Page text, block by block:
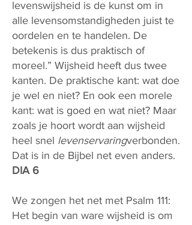
levenswijsheid is de kunst om in
alle levensomstandigheden juist te
oordelen en te handelen. De
betekenis is dus praktisch of
moreel.” Wijsheid heeft dus twee
kanten. De praktische kant: wat doe
je wel en niet? En ook een morele
kant: wat is goed en wat niet? Maar
zoals je hoort wordt aan wijsheid
heel snel levenservaringverbonden.
Dat is in de Bijbel net even anders.
DIA 6
We zongen het net met Psalm 111:
Het begin van ware wijsheid is om